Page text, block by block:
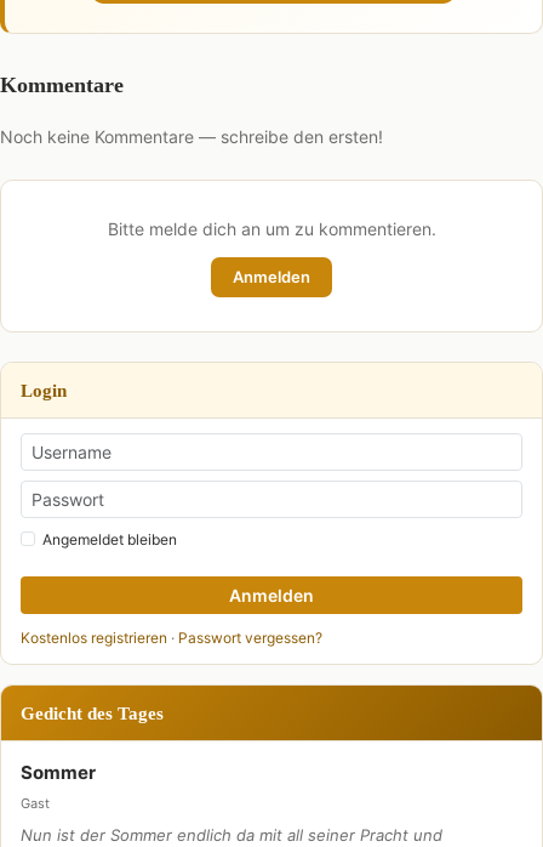
Kommentare
Noch keine Kommentare — schreibe den ersten!
Bitte melde dich an um zu kommentieren.
Anmelden
Login
Angemeldet bleiben
Anmelden
Kostenlos registrieren · Passwort vergessen?
Gedicht des Tages
Sommer
Gast
Nun ist der Sommer endlich da mit all seiner Pracht und